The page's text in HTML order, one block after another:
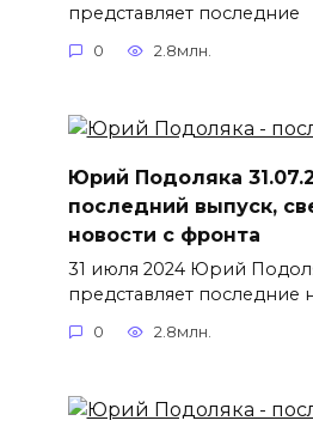
представляет последние
0 2.8млн.
Юрий Подоляка
последний выпуск,
новости с фронта
31 июля 2024 Юрий
представляет последние
0 2.8млн.